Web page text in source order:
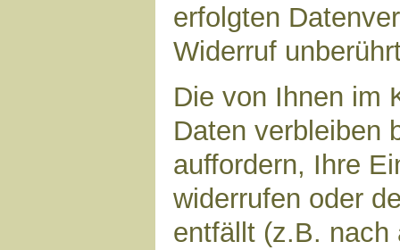
erfolgten
Widerruf
Die von Ihnen im
Daten verbleiben
auffordern, Ihre
widerrufen oder
entfällt (z.B. nach